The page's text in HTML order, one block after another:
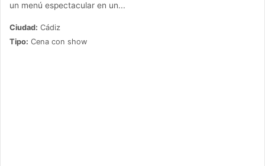
un menú espectacular en un...
Ciudad: Cádiz
Tipo: Cena con show